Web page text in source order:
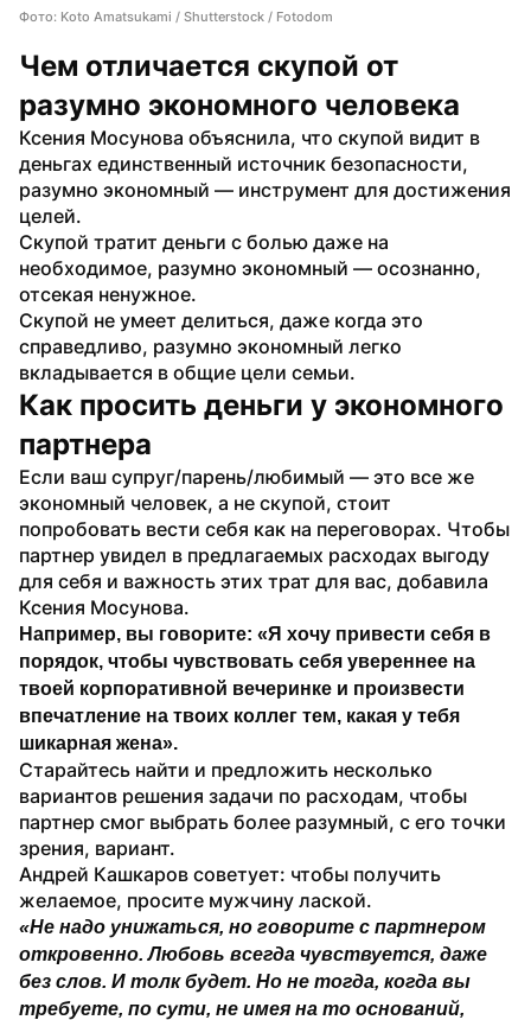
Фото: Koto Amatsukami / Shutterstock / Fotodom
Чем отличается скупой от
разумно экономного человека
Ксения Мосунова объяснила, что скупой видит в
деньгах единственный источник безопасности,
разумно экономный — инструмент для достижения
целей.
Скупой тратит деньги с болью даже на
необходимое, разумно экономный — осознанно,
отсекая ненужное.
Скупой не умеет делиться, даже когда это
справедливо, разумно экономный легко
вкладывается в общие цели семьи.
Как просить деньги у экономного
партнера
Если ваш супруг/парень/любимый — это все же
экономный человек, а не скупой, стоит
попробовать вести себя как на переговорах. Чтобы
партнер увидел в предлагаемых расходах выгоду
для себя и важность этих трат для вас, добавила
Ксения Мосунова.
Например, вы говорите: «Я хочу привести себя в
порядок, чтобы чувствовать себя увереннее на
твоей корпоративной вечеринке и произвести
впечатление на твоих коллег тем, какая у тебя
шикарная жена».
Старайтесь найти и предложить несколько
вариантов решения задачи по расходам, чтобы
партнер смог выбрать более разумный, с его точки
зрения, вариант.
Андрей Кашкаров советует: чтобы получить
желаемое, просите мужчину лаской.
«Не надо унижаться, но говорите с партнером
откровенно. Любовь всегда чувствуется, даже
без слов. И толк будет. Но не тогда, когда вы
требуете, по сути, не имея на то оснований,